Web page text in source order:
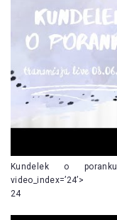
Kundelek o poranku
video_index=’24’>
24